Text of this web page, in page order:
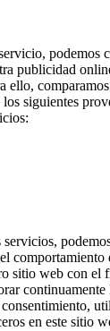
podemos
publicidad
ello,
siguientes
servicios,
sitio web con el
continuamente
en este sitio